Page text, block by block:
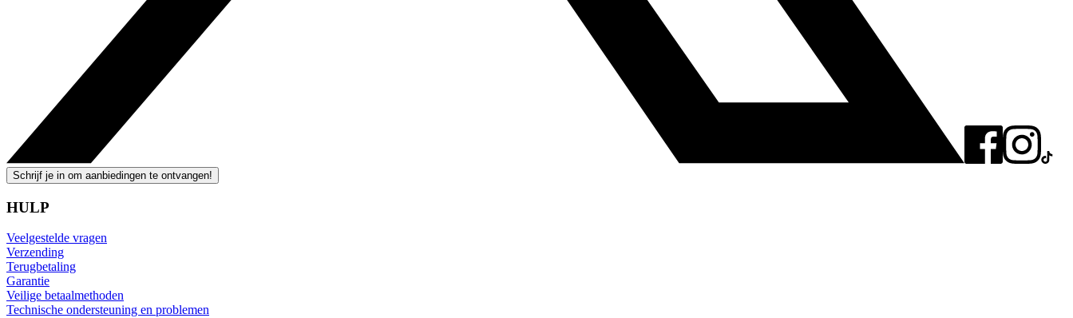
Schrijf je in om aanbiedingen te ontvangen!
HULP
Veelgestelde vragen
Verzending
Terugbetaling
Garantie
Veilige betaalmethoden
Technische ondersteuning en problemen